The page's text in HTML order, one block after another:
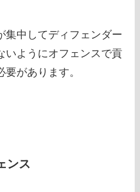
集中してディフェンダー
いようにオフェンスで貢
があります。
ンス